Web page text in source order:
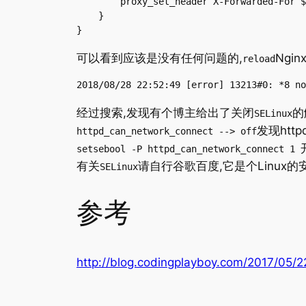
    }
}
可以看到应该是没有任何问题的,reload
2018/08/28 22:52:49 [error] 13213#0:
经过搜索,发现有个博主给出了关闭SELinux
httpd_can_network_connect --> off发现
setsebool -P httpd_can_network_connect 1
有关SELinux请自行谷歌百度,它是个Linux的
参考
http://blog.codingplayboy.com/2017/05/